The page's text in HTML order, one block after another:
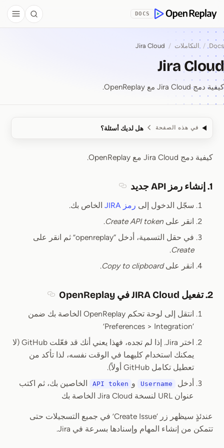
OpenReplay
DOCS
Search
Docs
/ التكاملات /
Jira Cloud
Jira Cloud
كيفية دمج Jira Cloud مع OpenReplay.
في هذه الصفحة هل لديك أسئلة؟
Jira Cloud
كيفية دمج Jira Cloud مع OpenReplay.
1. إنشاء رمز API جديد
سجّل الدخول إلى رمز JIRA
الخاص بك.
انقر على Create API token
.
في حقل التسمية، أدخل “openreplay” ثم انقر على
Create
.
انقر علىCopy to clipboard
.
2. تفعيل JIRA Cloud في OpenReplay
انتقل إلى لوحة تحكم OpenReplay الخاصة بك ضمن
‘Preferences > Integration’
اختر Jira. إذا لم تجده، فهذا يعني أنك قد فعّلت GitHub (لا
يمكنك استخدام كليهما في الوقت نفسه، لذا تأكد من
تعطيل تكامل GitHub أولاً).
أدخل
Username و API token
الخاصين بك، ثم اكتب
عنوان URL لنسخة Jira Cloud الخاصة بك
عندئذٍ سيظهر زر ‘Create Issue’ في جميع التسجيلات حتى
تتمكن من إنشاء المهام وإسنادها بسرعة في Jira.